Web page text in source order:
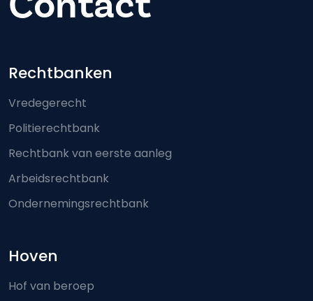
Footer-menu
Rechtbanken
Vredegerecht
Politierechtbank
Rechtbank van eerste aanleg
Arbeidsrechtbank
Ondernemingsrechtbank
Hoven
Hof van beroep